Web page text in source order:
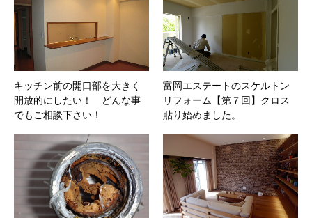
キッチン前の開口部を大きく
開放的にしたい！ どんな事
でもご相談下さい！
富岡エステートのスケルトン
リフォーム【第７回】クロス
貼り始めました。